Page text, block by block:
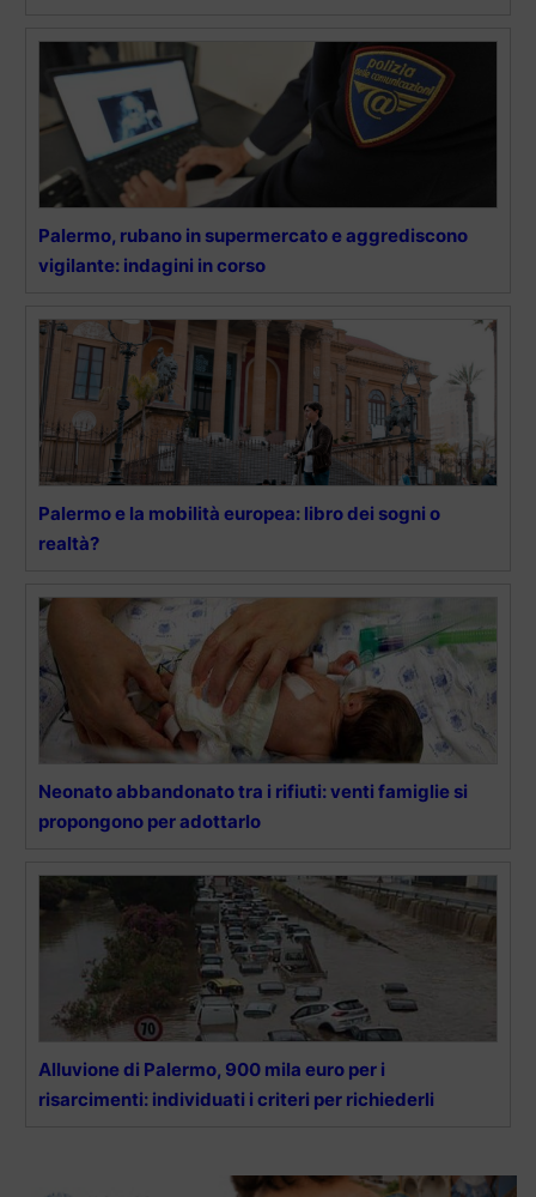
Palermo, rubano in supermercato e aggrediscono
vigilante: indagini in corso
Palermo e la mobilità europea: libro dei sogni o
realtà?
Neonato abbandonato tra i rifiuti: venti famiglie si
propongono per adottarlo
Alluvione di Palermo, 900 mila euro per i
risarcimenti: individuati i criteri per richiederli